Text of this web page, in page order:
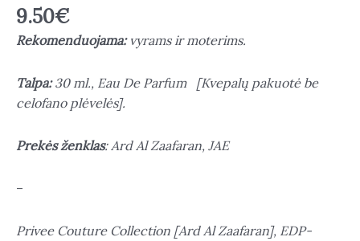
9.50€
Rekomenduojama: vyrams ir moterims.
Talpa:30 ml., Eau De Parfum [Kvepalų pakuotė be
celofano plėvelės].
Prekės ženklas: Ard Al Zaafaran, JAE
–
Privee Couture Collection [Ard Al Zaafaran], EDP-
30
ml.,
Zaafaran]